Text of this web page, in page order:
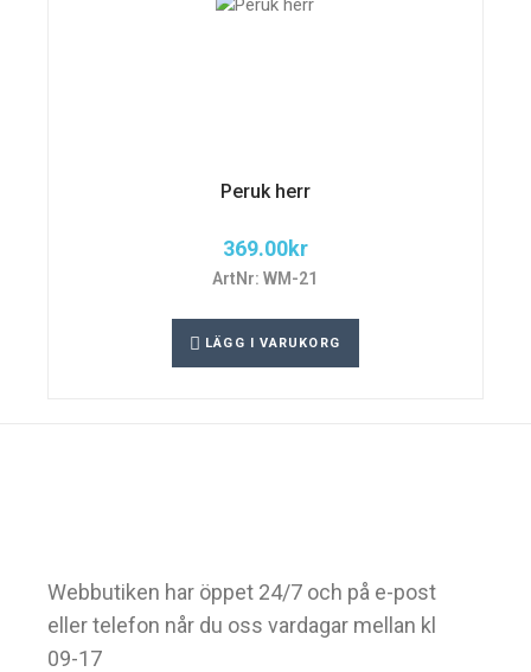
Peruk herr
369.00kr
ArtNr: WM-21
LÄGG I VARUKORG
Webbutiken har öppet 24/7 och på e-post
eller telefon når du oss vardagar mellan kl
09-17